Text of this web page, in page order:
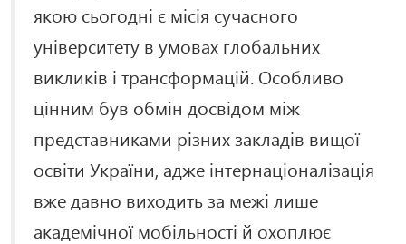
якою сьогодні є місія сучасного
університету в умовах глобальних
викликів і трансформацій. Особливо
цінним був обмін досвідом між
представниками різних закладів вищої
освіти України, адже інтернаціоналізація
вже давно виходить за межі лише
академічної мобільності й охоплює